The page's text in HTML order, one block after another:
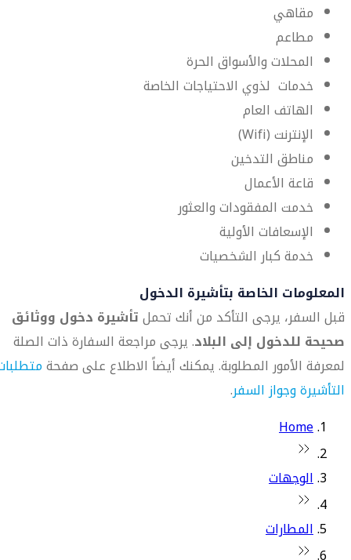
مقاهي
مطاعم
المحلات والأسواق الحرة
خدمات لذوي الاحتياجات الخاصة
الهاتف العام
الإنترنت (Wifi)
مناطق التدخين
قاعة الأعمال
خدمت المفقودات والعثور
الإسعافات الأولية
خدمة كبار الشخصيات
المعلومات الخاصة بتأشيرة الدخول
قبل السفر، يرجى التأكد من أنك تحملتأشيرة دخول ووثائق
صحيحة للدخول إلى البلاد. يرجى مراجعة السفارة ذات الصلة
لمعرفة الأمور المطلوبة. يمكنك أيضاً الاطلاع على صفحة
التأشيرة وجواز السفر.
Home
الوجهات
المطارات